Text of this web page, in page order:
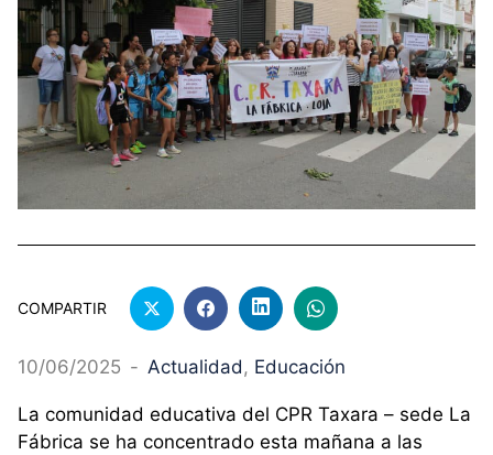
COMPARTIR
10/06/2025 - Actualidad , Educación
La comunidad educativa del CPR Taxara – sede La
Fábrica se ha concentrado esta mañana a las